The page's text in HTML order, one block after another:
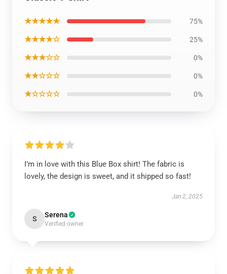
★★★★★ 75%
★★★★☆ 25%
★★★☆☆ 0%
★★☆☆☆ 0%
★☆☆☆☆ 0%
I’m in love with this Blue Box shirt! The fabric is
lovely, the design is sweet, and it shipped so fast!
Jan 2, 2025
S Serena
Verified owner